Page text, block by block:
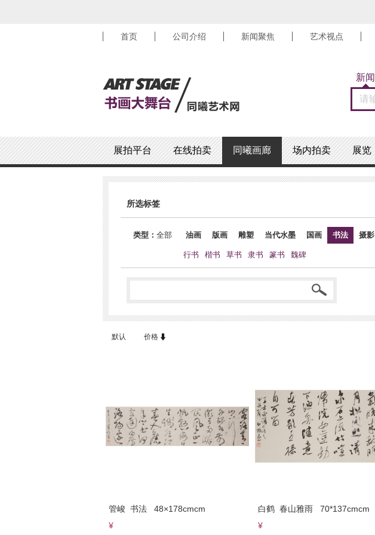
首页 公司介绍 新闻聚焦 艺术视点
新闻
展拍平台 在线拍卖 同曦画廊 场内拍卖 展览
所选标签
类型： 全部 油画 版画 雕塑 当代水墨 国画 书法
行书 楷书 草书 隶书 篆书 魏碑
摄影
默认 价格
管峻 书法 48×178cmcm
¥
白鹤 春山雅雨 70*137cmcm
¥